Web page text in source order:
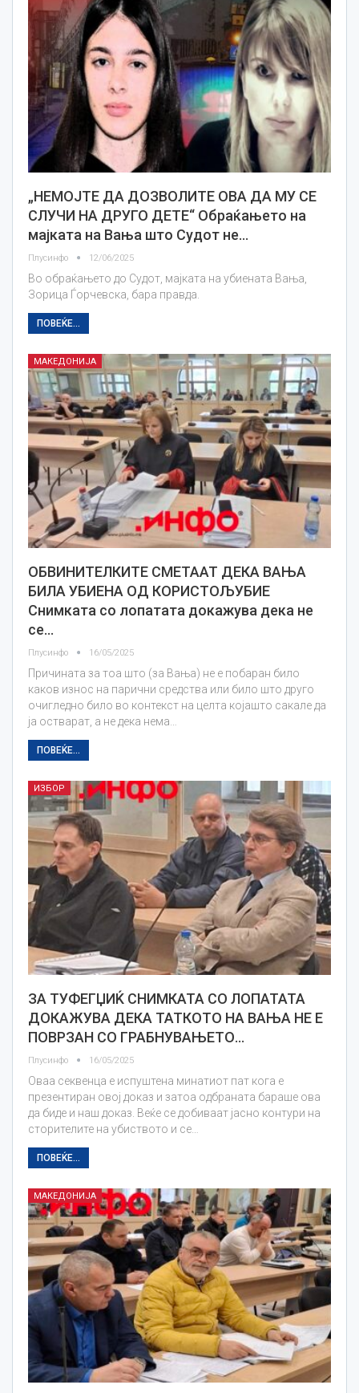
„НЕМОЈТЕ ДА ДОЗВОЛИТЕ ОВА ДА МУ СЕ
СЛУЧИ НА ДРУГО ДЕТЕ“ Обраќањето на
мајката на Вања што Судот не…
Плусинфо 12/06/2025
Во обраќањето до Судот, мајката на убиената Вања,
Зорица Ѓорчевска, бара правда.
ПОВЕЌЕ...
МАКЕДОНИЈА
ОБВИНИТЕЛКИТЕ СМЕТААТ ДЕКА ВАЊА
БИЛА УБИЕНА ОД КОРИСТОЉУБИЕ
Снимката со лопатата докажува дека не
се…
Плусинфо 16/05/2025
Причината за тоа што (за Вања) не е побаран било
каков износ на парични средства или било што друго
очигледно било во контекст на целта којашто сакале да
ја остварат, а не дека нема…
ПОВЕЌЕ...
ИЗБОР
ЗА ТУФЕГЏИЌ СНИМКАТА СО ЛОПАТАТА
ДОКАЖУВА ДЕКА ТАТКОТО НА ВАЊА НЕ Е
ПОВРЗАН СО ГРАБНУВАЊЕТО…
Плусинфо 16/05/2025
Оваа секвенца е испуштена минатиот пат кога е
презентиран овој доказ и затоа одбраната бараше ова
да биде и наш доказ. Веќе се добиваат јасно контури на
сторителите на убиството и се…
ПОВЕЌЕ...
МАКЕДОНИЈА